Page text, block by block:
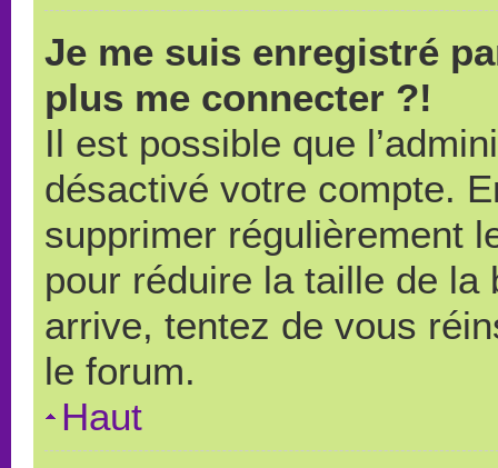
Je me suis enregistré
plus me connecter ?!
Il est possible que
désactivé votre compte.
supprimer régulièrement
pour réduire la taille de
arrive, tentez de vous
le forum.
Haut